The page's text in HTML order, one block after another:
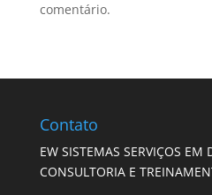
comentário.
Contato
EW SISTEMAS SERVIÇOS EM
CONSULTORIA E